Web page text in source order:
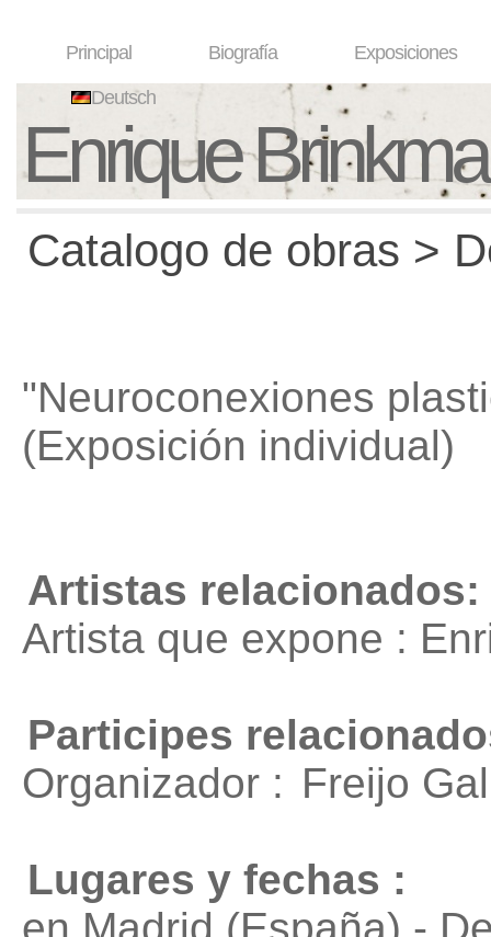
Principal Biografía Exposiciones
Deutsch
Enrique
Catalogo de obras >
"Neuroconexiones
(Exposición individual)
Artistas relacionados:
Artista que expone :
Participes
Organizador : Freijo
Lugares y fechas :